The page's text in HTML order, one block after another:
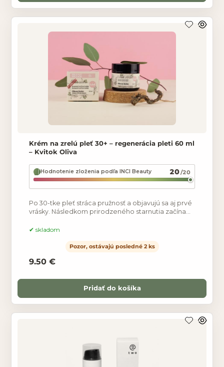
Krém na zrelú pleť 30+ – regenerácia pleti 60 ml
– Kvitok Oliva
Hodnotenie zloženia podľa INCI Beauty 20/20
Po 30-tke pleť stráca pružnosť a objavujú sa aj prvé
vrásky. Následkom prirodzeného starnutia začína
skladom
Pozor, ostávajú posledné 2 ks
9.50 €
Pridať do košíka